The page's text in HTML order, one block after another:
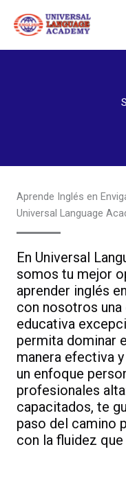
Aprende Inglés en
Universal Language
En Universal
somos tu mejor
aprender inglés
con nosotros
educativa
permita dominar
manera efectiva
un enfoque
profesionales
capacitados, te
paso del camino
con la fluidez que